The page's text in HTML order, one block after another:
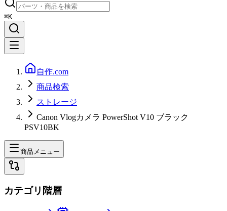
⌘K
自作.com
商品検索
ストレージ
Canon Vlogカメラ PowerShot V10 ブラック
PSV10BK
商品メニュー
カテゴリ階層